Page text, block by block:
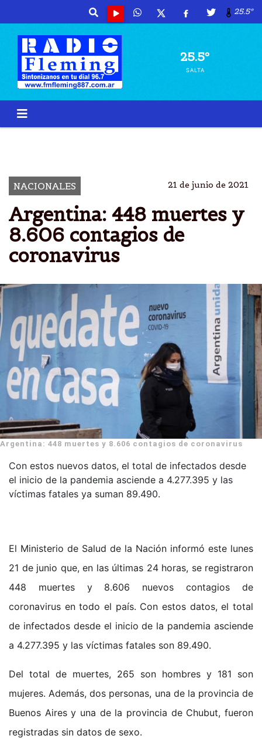
25.5º
25.5º
SALTA
NACIONALES 21 de junio de 2021
Argentina: 448 muertes y
8.606 contagios de
coronavirus
Argentina: 448 muertes y 8.606 contagios de coronavirus
Con estos nuevos datos, el total de infectados desde
el inicio de la pandemia asciende a 4.277.395 y las
víctimas fatales ya suman 89.490.
El Ministerio de Salud de la Nación informó este lunes
21 de junio que, en las últimas 24 horas, se registraron
448 muertes y 8.606 nuevos contagios de
coronavirus en todo el país. Con estos datos, el total
de infectados desde el inicio de la pandemia asciende
a 4.277.395 y las víctimas fatales son 89.490.
Del total de muertes, 265 son hombres y 181 son
mujeres. Además, dos personas, una de la provincia de
Buenos Aires y una de la provincia de Chubut, fueron
registradas sin datos de sexo.